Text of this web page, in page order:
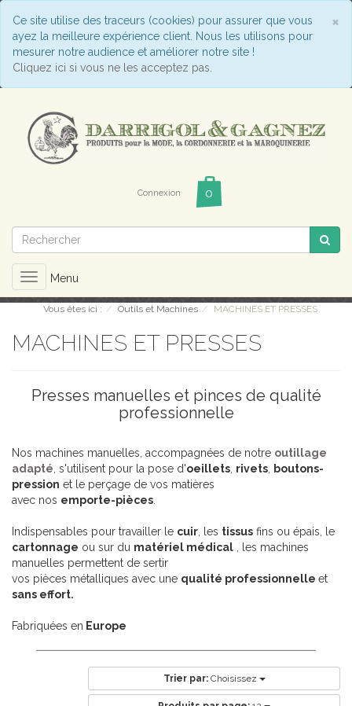
×
Ce site utilise des traceurs (cookies) pour assurer que vous
ayez la meilleure expérience client. Nous les utilisons pour
mesurer notre audience et améliorer notre site !
Cliquez ici si vous ne les acceptez pas.
Connexion
Toggle
navigation
Menu
Vous êtes ici : Outils et Machines MACHINES ET PRESSES
MACHINES ET PRESSES
Presses manuelles et pinces de qualité
professionnelle
Nos machines manuelles, accompagnées de notre outillage
adapté , s'utilisent pour la pose d'oeillets rivets
boutons-
pression et le perçage de vos matières
avec nos emporte-pièces
Indispensables pour travailler le cuir , les tissus fins ou épais, le
cartonnage ou sur du matériel médical , les machines
manuelles permettent de sertir
vos pièces métalliques avec une qualité professionnelle et
sans effort.
Fabriquées en Europe
Trier par: Choisissez